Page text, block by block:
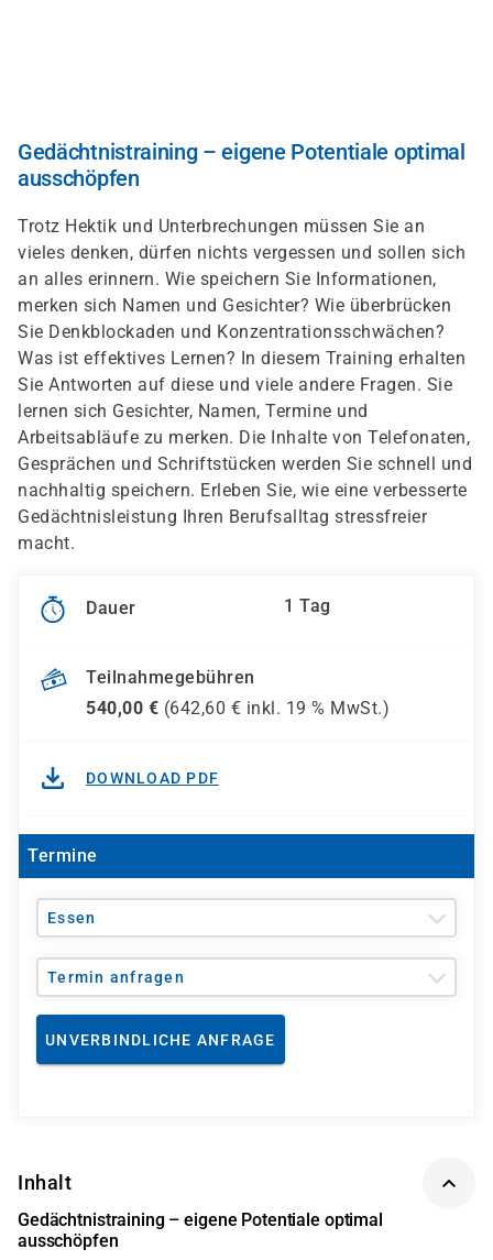
Gedächtnistraining – eigene Potentiale optimal
ausschöpfen
Trotz Hektik und Unterbrechungen müssen Sie an
vieles denken, dürfen nichts vergessen und sollen sich
an alles erinnern. Wie speichern Sie Informationen,
merken sich Namen und Gesichter? Wie überbrücken
Sie Denkblockaden und Konzentrationsschwächen?
Was ist effektives Lernen? In diesem Training erhalten
Sie Antworten auf diese und viele andere Fragen. Sie
lernen sich Gesichter, Namen, Termine und
Arbeitsabläufe zu merken. Die Inhalte von Telefonaten,
Gesprächen und Schriftstücken werden Sie schnell und
nachhaltig speichern. Erleben Sie, wie eine verbesserte
Gedächtnisleistung Ihren Berufsalltag stressfreier
macht.
Dauer 1 Tag
Teilnahmegebühren
540,00 € (642,60 € inkl. 19 % MwSt.)
DOWNLOAD PDF
Termine
Essen
Termin anfragen
UNVERBINDLICHE ANFRAGE
Inhalt
Gedächtnistraining – eigene Potentiale optimal
ausschöpfen